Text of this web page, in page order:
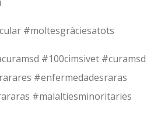
#moltesgràciesatots
#100cimsivet #curamsd
#enfermedadesraras
#malaltiesminoritaries